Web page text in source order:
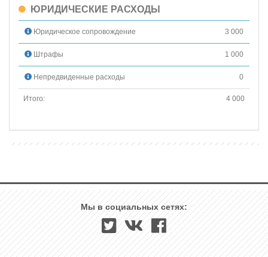
ЮРИДИЧЕСКИЕ РАСХОДЫ
Юридическое сопровождение 3 000
Штрафы 1 000
Непредвиденные расходы 0
Итого: 4 000
Мы в социальных сетях: